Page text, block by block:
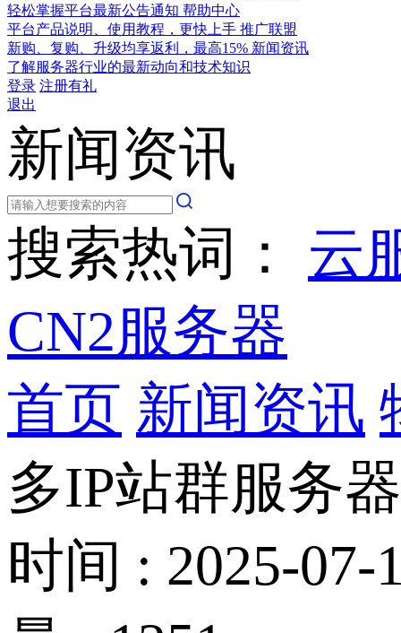
轻松掌握平台最新公告通知 帮助中心
平台产品说明、使用教程，更快上手 推广联盟
新购、复购、升级均享返利，最高15% 新闻资讯
了解服务器行业的最新动向和技术知识
登录 注册有礼
退出
新闻资讯
搜索热词： 云
CN2服务器
首页 新闻资讯
多IP站群服务
时间 : 2025-07-